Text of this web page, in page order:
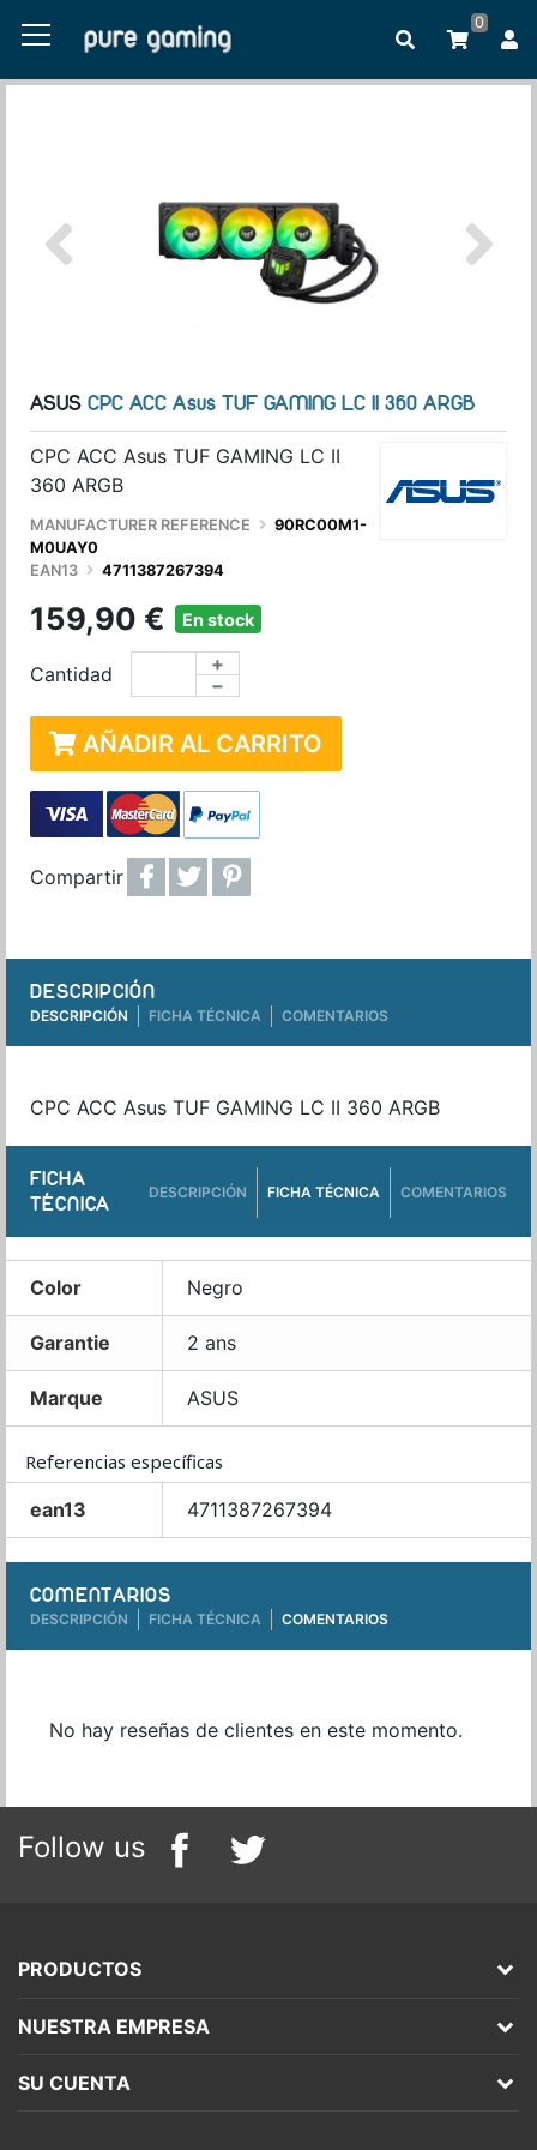
0
ASUS CPC ACC Asus TUF GAMING LC II 360 ARGB
CPC ACC Asus TUF GAMING LC II
360 ARGB
MANUFACTURER REFERENCE
90RC00M1-
M0UAY0
EAN13
4711387267394
159,90 € En stock
Cantidad −
+
AÑADIR AL CARRITO
Compartir
DESCRIPCIÓN
DESCRIPCIÓN FICHA TÉCNICA COMENTARIOS
CPC ACC Asus TUF GAMING LC II 360 ARGB
FICHA
TÉCNICA
DESCRIPCIÓN FICHA TÉCNICA COMENTARIOS
Color Negro
Garantie 2 ans
Marque ASUS
Referencias específicas
ean13
4711387267394
COMENTARIOS
DESCRIPCIÓN FICHA TÉCNICA COMENTARIOS
No hay reseñas de clientes en este momento.
Follow us
PRODUCTOS
NUESTRA EMPRESA
SU CUENTA